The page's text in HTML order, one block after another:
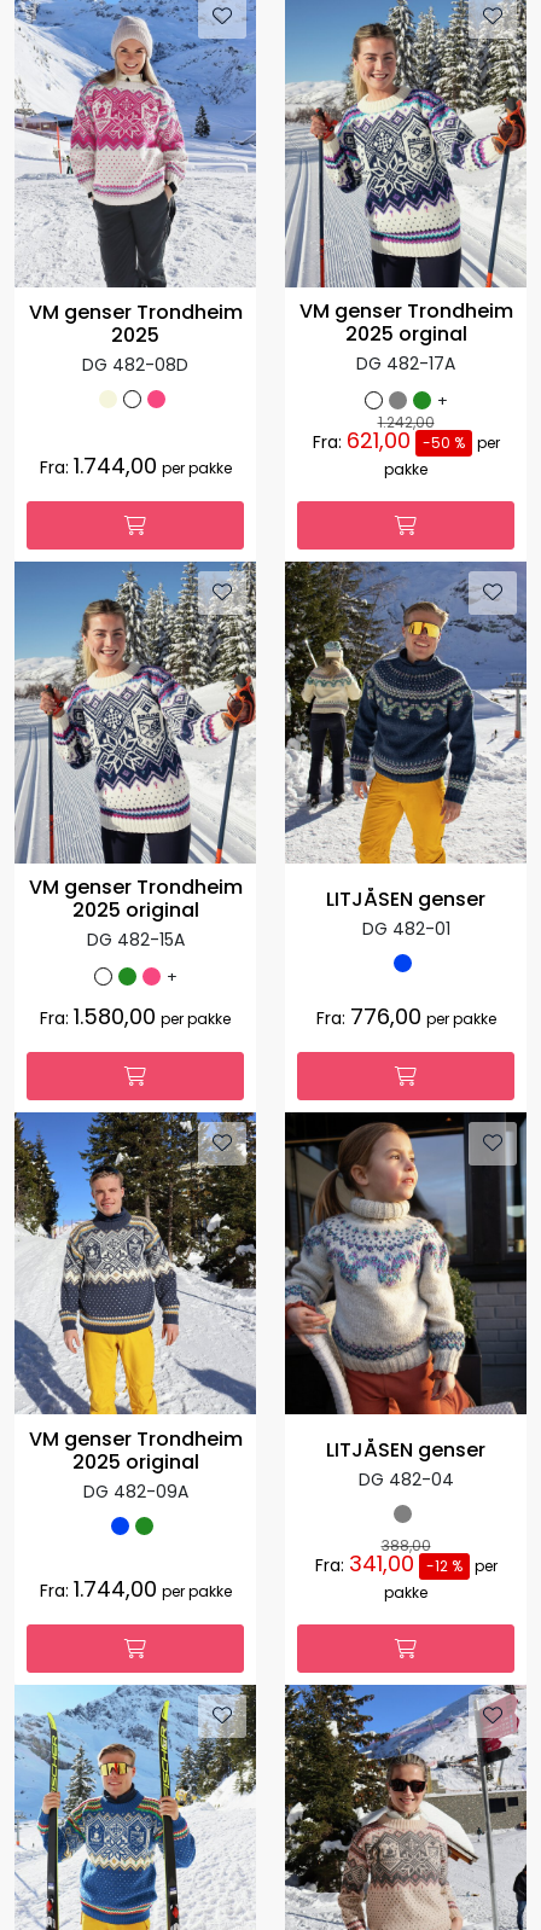
VM genser Trondheim
2025
DG 482-08D
Fra: 1.744,00 per pakke
VM genser Trondheim
2025 orginal
DG 482-17A
+
1.242,00
Fra: 621,00 -50 %
per
pakke
VM genser Trondheim
2025 original
DG 482-15A
+
Fra: 1.580,00 per pakke
LITJÅSEN genser
DG 482-01
Fra: 776,00 per pakke
VM genser Trondheim
2025 original
DG 482-09A
Fra: 1.744,00 per pakke
LITJÅSEN genser
DG 482-04
388,00
Fra: 341,00 -12 %
per
pakke